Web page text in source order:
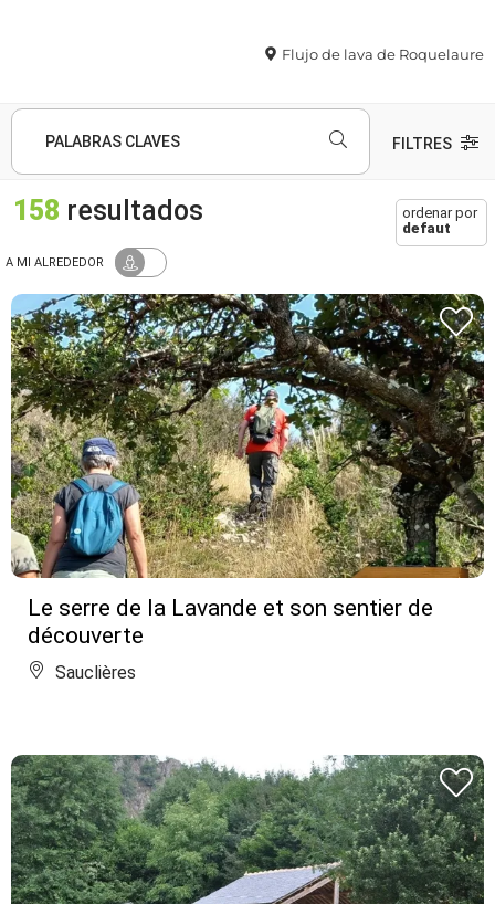
Flujo de lava de Roquelaure
PALABRAS CLAVES FILTRES
158 resultados
ordenar por
defaut
A MI ALREDEDOR
Le serre de la Lavande et son sentier de
découverte
Sauclières